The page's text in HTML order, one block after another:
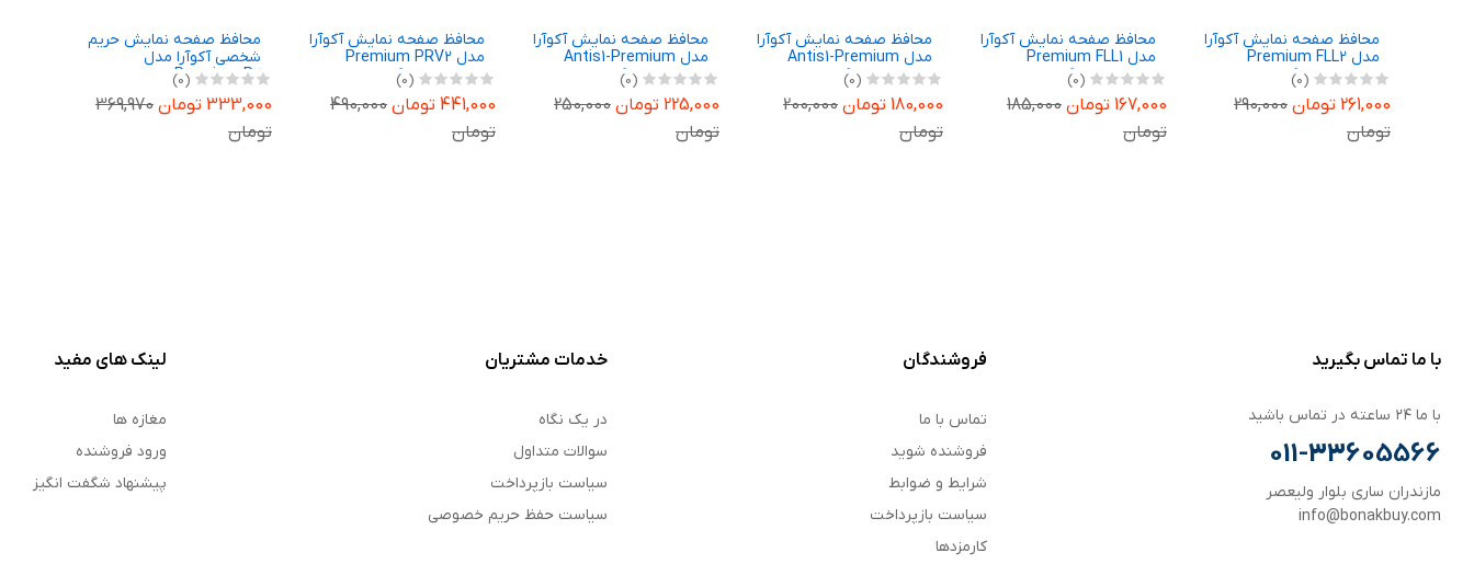
محافظ صفحه نمایش آکوآرا
مدل Premium FLL2
مناسب برای گوشی موبایل
شیائومی Redmi A3 Pro /
Redmi A4 / Redmi A5 4G
بسته دو عددی
(0)
261,000 تومان
290,000
تومان
محافظ صفحه نمایش آکوآرا
مدل Premium FLL1
مناسب برای گوشی موبایل
شیائومی Poco C75 / Poco
C71 / Poco M7
(0)
167,000 تومان
185,000
تومان
محافظ صفحه نمایش آکوآرا
مدل Antis1-Premium
مناسب برای گوشی موبایل
شیائومی Redmi 14C 4G /
Redmi 14C 5G / Redmi
14R
(0)
180,000 تومان
200,000
تومان
محافظ صفحه نمایش آکوآرا
مدل Antis1-Premium
مناسب برای گوشی موبایل
شیائومی REDMI NOTE 9
PRO MAX / NOTE 10 PRO
/ MI 10T 5G
(0)
225,000 تومان
250,000
تومان
محافظ صفحه نمایش آکوآرا
مدل Premium PRV2
مناسب برای گوشی موبایل
شیائومی Poco C75 / Poco
C71 / Poco M7 بسته دو
عددی
(0)
441,000 تومان
490,000
تومان
محافظ صفحه نمایش حریم
شخصی آکوآرا مدل
Premium P2 مناسب برای
گوشی موبایل شیائومی
Redmi Note 10 Pro
مجموعه دو عددی
(0)
333,000 تومان
369,970
تومان
با ما تماس بگیرید
با ما ۲۴ ساعته در تماس باشید
011-33605566
مازندران ساری بلوار ولیعصر
info@bonakbuy.com
فروشندگان
تماس با ما
فروشنده شوید
شرایط و ضوابط
سیاست بازپرداخت
کارمزدها
خدمات مشتریان
در یک نگاه
سوالات متداول
سیاست بازپرداخت
سیاست حفظ حریم خصوصی
لینک های مفید
مغازه ها
ورود فروشنده
پیشنهاد شگفت انگیز